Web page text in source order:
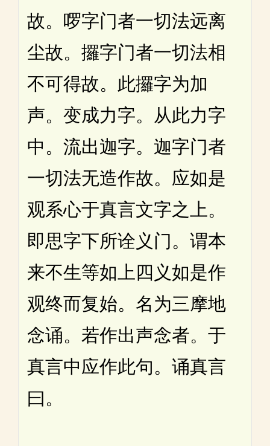
故。啰字门者一切法远离
尘故。攞字门者一切法相
不可得故。此攞字为加
声。变成力字。从此力字
中。流出迦字。迦字门者
一切法无造作故。应如是
观系心于真言文字之上。
即思字下所诠义门。谓本
来不生等如上四义如是作
观终而复始。名为三摩地
念诵。若作出声念者。于
真言中应作此句。诵真言
曰。